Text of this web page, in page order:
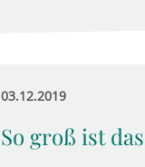
03.12.2019
So groß ist